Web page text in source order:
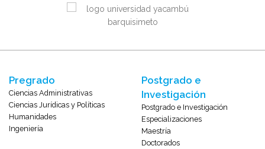
Pregrado
Ciencias Administrativas
Ciencias Jurídicas y Políticas
Humanidades
Ingeniería
Postgrado e
Investigación
Postgrado e Investigación
Especializaciones
Maestría
Doctorados